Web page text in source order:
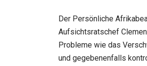
Der Persönliche
Aufsichtsratschef
Probleme wie das
und gegebenenfalls